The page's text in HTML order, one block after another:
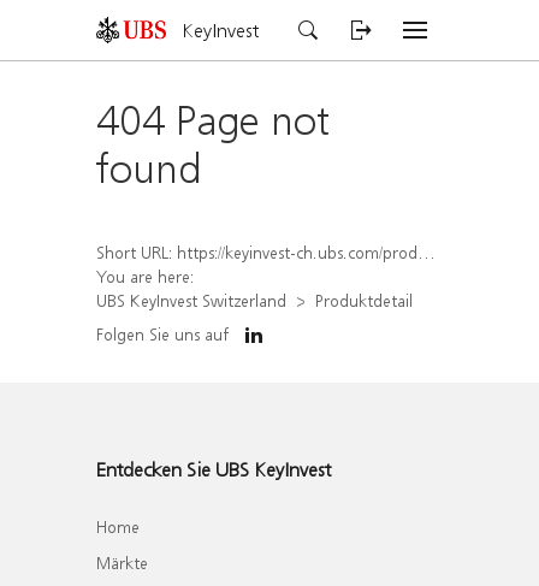
KeyInvest
404 Page not
found
Short URL: https://keyinvest-ch.ubs.com/produkt/detail/index/isin/CH1582448010
You are here:
UBS KeyInvest Switzerland
Produktdetail
Folgen Sie uns auf
Entdecken Sie UBS KeyInvest
Home
Märkte